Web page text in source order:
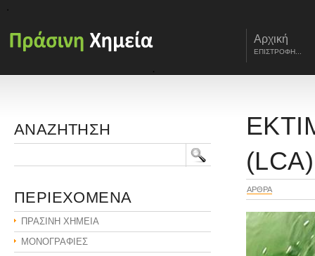
Αρχική
ΕΠΙΣΤΡΟΦΗ...
ΑΡΘΡΑ
ΑΝΑΖΗΤΗΣΗ
ΠΕΡΙΕΧΟΜΕΝΑ
ΠΡΑΣΙΝΗ ΧΗΜΕΙΑ
ΜΟΝΟΓΡΑΦΙΕΣ